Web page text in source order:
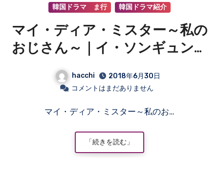
韓国ドラマ ま行 韓国ドラマ紹介
マイ・ディア・ミスター～私の
おじさん～｜イ・ソンギュン
IU コ・ドゥシム パク・ホサ
ン
hacchi
2018年6月30日
コメントはまだありません
マイ・ディア・ミスター～私のお…
「続きを読む」